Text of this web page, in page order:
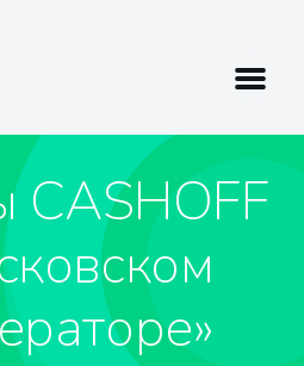
CASHOFF